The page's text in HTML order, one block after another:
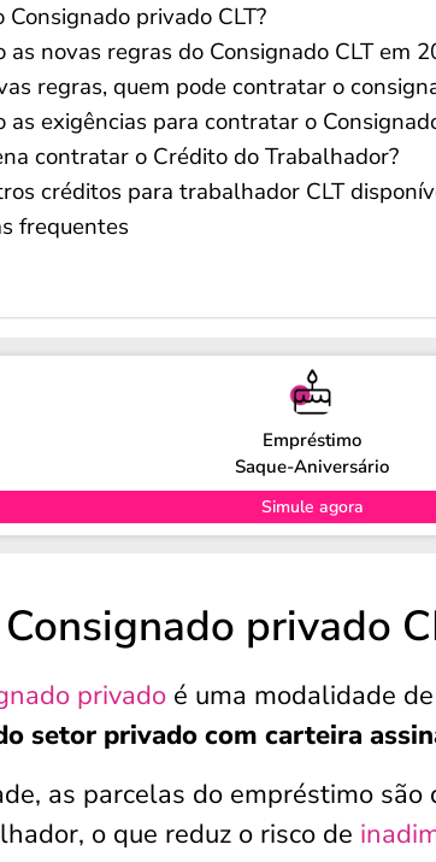
Consignado privado CLT?
as novas regras do Consignado CLT em
regras, quem pode contratar o
as exigências para contratar o
contratar o Crédito do Trabalhador?
créditos para trabalhador CLT
frequentes
Empréstimo
Saque-Aniversário
Simule agora
privado
privado é uma modalidade
setor privado com carteira
as parcelas do empréstimo
o que reduz o risco de